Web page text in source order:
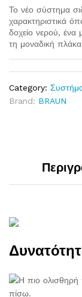
Το νέο σύστημα
χαρακτηριστικά
δοχείο νερού,
τη μοναδική
Category:
Brand: BRAUN